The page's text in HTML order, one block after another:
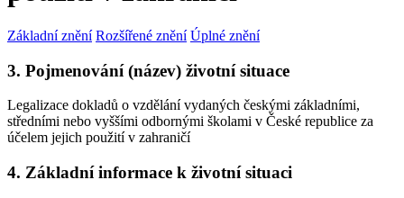
Základní znění Rozšířené znění Úplné znění
3. Pojmenování (název) životní situace
Legalizace dokladů o vzdělání vydaných českými základními,
středními nebo vyššími odbornými školami v České republice za
účelem jejich použití v zahraničí
4. Základní informace k životní situaci